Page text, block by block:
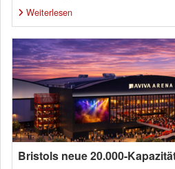
Weiterlesen
Bristols neue 20.000-